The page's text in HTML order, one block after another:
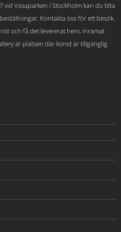
vid Vasaparken i Stockholm kan du titta
Kontakta oss för ett besök.
och få det levererat hem, inramat
är platsen där konst är tillgänglig